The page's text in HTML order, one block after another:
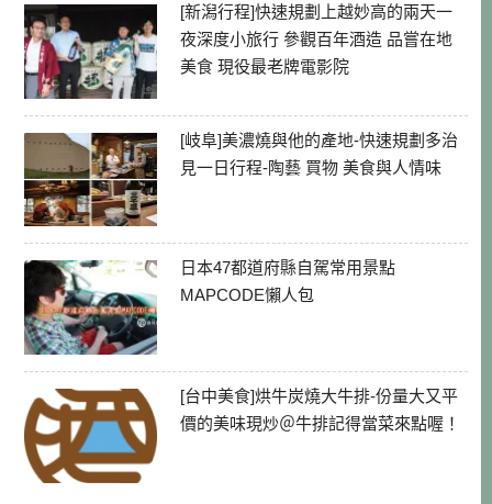
[新潟行程]快速規劃上越妙高的兩天一
夜深度小旅行 參觀百年酒造 品嘗在地
美食 現役最老牌電影院
[岐阜]美濃燒與他的產地-快速規劃多治
見一日行程-陶藝 買物 美食與人情味
日本47都道府縣自駕常用景點
MAPCODE懶人包
[台中美食]烘牛炭燒大牛排-份量大又平
價的美味現炒＠牛排記得當菜來點喔！